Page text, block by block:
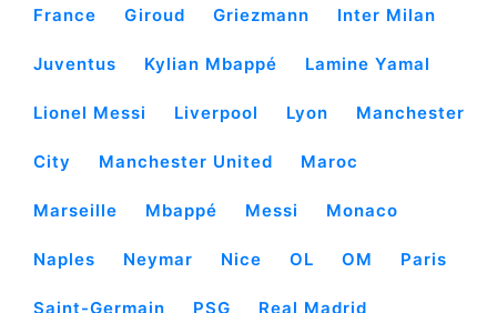
France Giroud Griezmann Inter Milan
Juventus Kylian Mbappé Lamine Yamal
Lionel Messi Liverpool Lyon Manchester
City Manchester United Maroc
Marseille Mbappé Messi Monaco
Naples Neymar Nice OL OM Paris
Saint-Germain PSG Real Madrid